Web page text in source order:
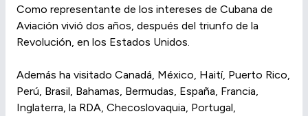
Como representante de los intereses de Cubana de
Aviación vivió dos años, después del triunfo de la
Revolución, en los Estados Unidos.
Además ha visitado Canadá, México, Haití, Puerto Rico,
Perú, Brasil, Bahamas, Bermudas, España, Francia,
Inglaterra, la RDA, Checoslovaquia, Portugal,